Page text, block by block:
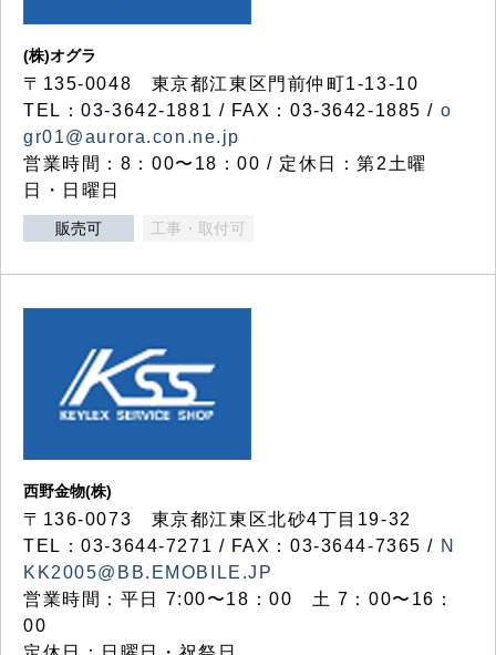
(株)オグラ
〒135-0048 東京都江東区門前仲町1-13-10
TEL：03-3642-1881 / FAX：03-3642-1885 / o
gr01@aurora.con.ne.jp
営業時間：8：00〜18：00 / 定休日：第2土曜
日・日曜日
販売可 工事・取付可
西野金物(株)
〒136-0073 東京都江東区北砂4丁目19-32
TEL：03‐3644‐7271 / FAX：03-3644-7365 / N
KK2005@BB.EMOBILE.JP
営業時間：平日 7:00〜18：00 土 7：00〜16：
00